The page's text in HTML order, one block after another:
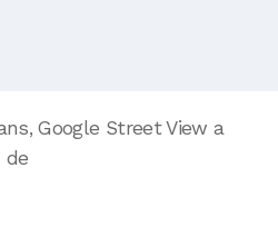
Google Street View a
de